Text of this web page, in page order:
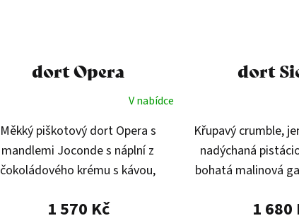
dort Opera
V nabídce
1 570 Kč
Měkký piškotový dort Opera s
mandlemi Joconde s náplní z
čokoládového krému s kávou,
z hořké čokolády.
dort
1 680
Křupavý crumble,
nadýchaná
bohatá malinová
hebkost a ovocná